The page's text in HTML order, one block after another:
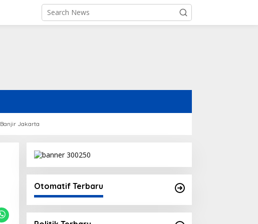
Banjir Jakarta
Otomatif Terbaru